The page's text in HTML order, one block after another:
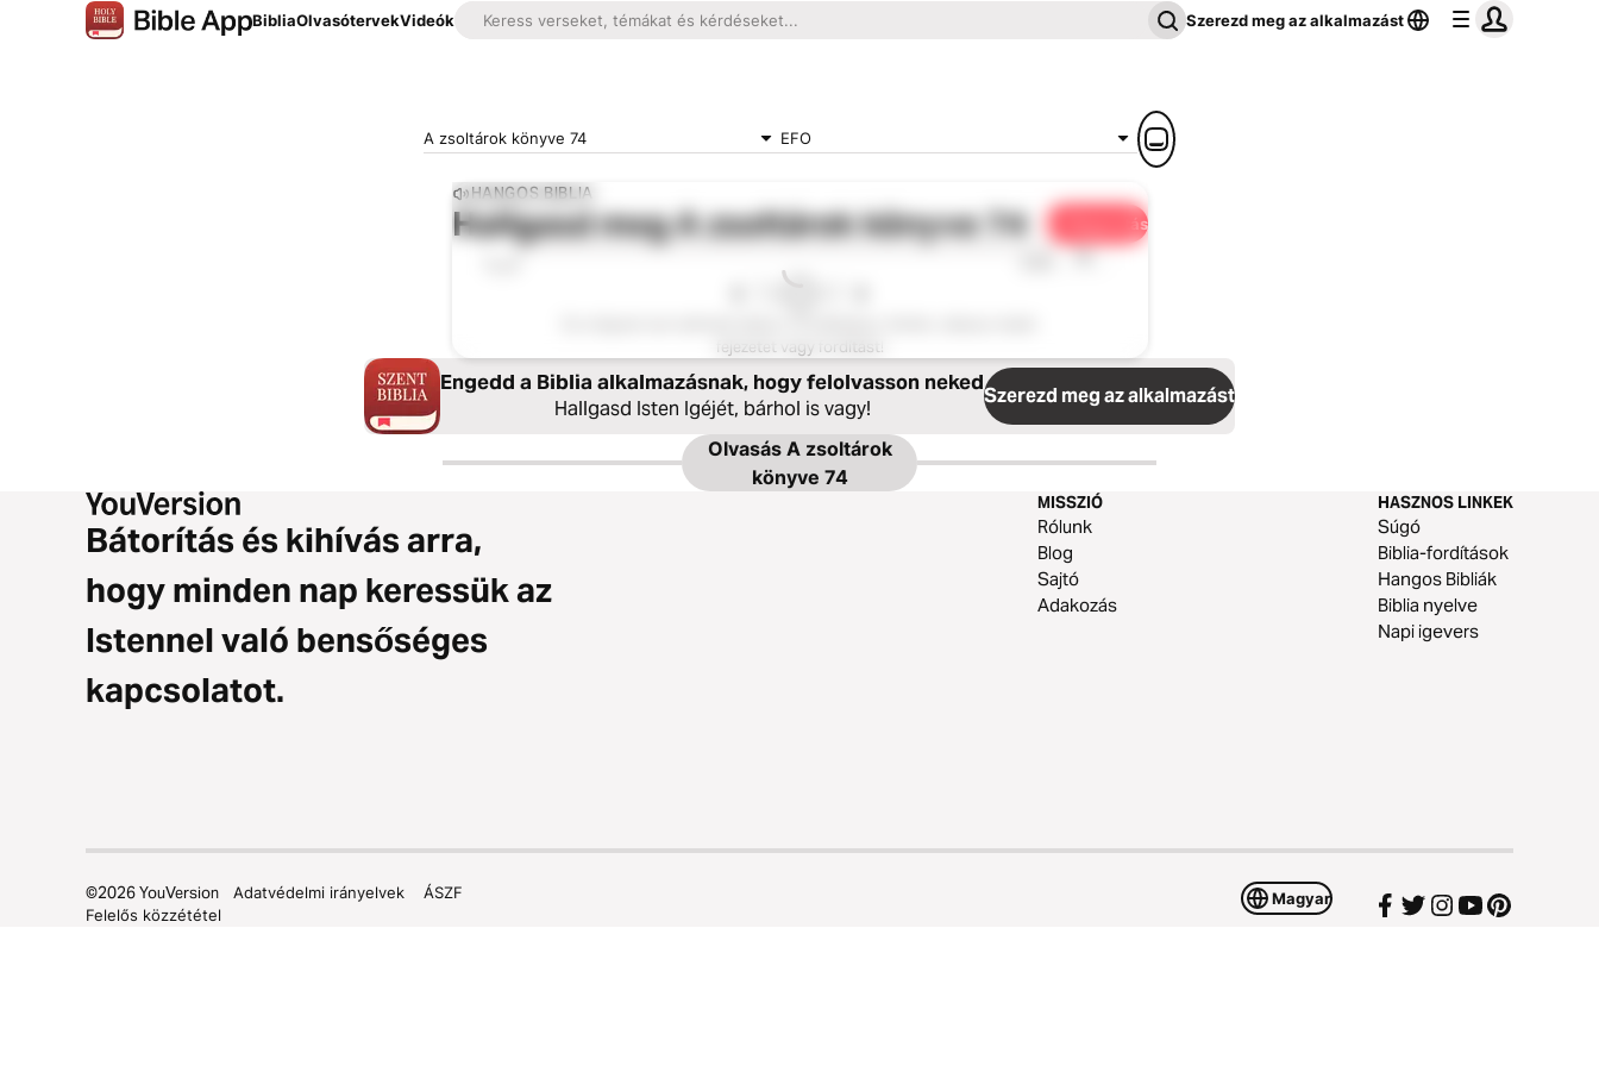
BibliaOlvasótervekVideók Szerezd meg az alkalmazást
A zsoltárok könyve 74 EFO
HANGOS BIBLIA
Hallgasd megA zsoltárok könyve 74 Megosztás
1x
fejezetet vagy fordítást!
Engedd a Biblia alkalmazásnak, hogy felolvasson neked
Hallgasd Isten Igéjét, bárhol is vagy! Szerezd meg az alkalmazást
Olvasás A zsoltárok
könyve 74
Bátorítás és kihívás arra,
hogy minden nap keressük az
Istennel való bensőséges
kapcsolatot.
MISSZIÓ
Rólunk
Blog
Sajtó
Adakozás
HASZNOS LINKEK
Súgó
Biblia-fordítások
Hangos Bibliák
Biblia nyelve
Napi igevers
Magyar
©2026YouVersion Adatvédelmi irányelvek
ÁSZF
Felelős közzététel